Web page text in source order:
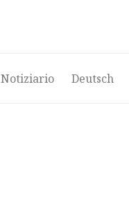
Notiziario Deutsch